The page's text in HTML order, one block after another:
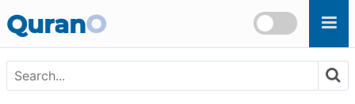
QuranO